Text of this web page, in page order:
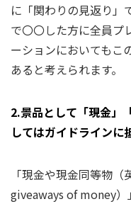
に「関わりの見返り」
で〇〇した方に全員プ
ーションにおいてもこ
あると考えられます。
2.景品として「現金」
してはガイドラインに
「現金や現金同等物
giveaways of money